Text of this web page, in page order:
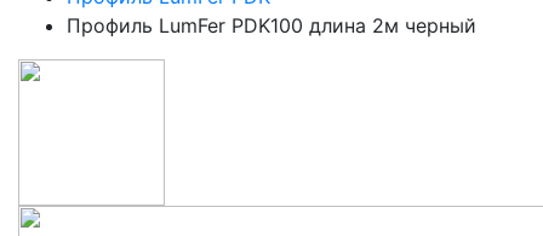
Профиль LumFer PDK100 длина 2м черный